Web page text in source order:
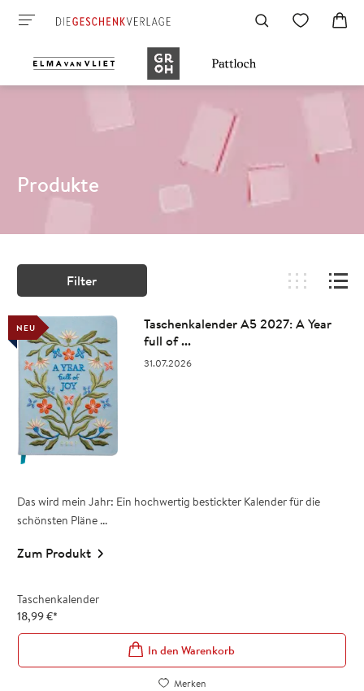
Produkte
Filter
NEU
Taschenkalender A5 2027: A Year
full of ...
31.07.2026
Das wird mein Jahr: Ein hochwertig bestickter Kalender für die
schönsten Pläne ...
Zum Produkt
Taschenkalender
18,99€*
In den Warenkorb
Merken